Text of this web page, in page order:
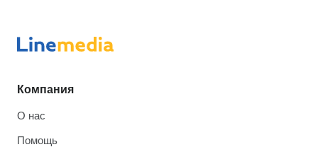
Компания
О нас
Помощь